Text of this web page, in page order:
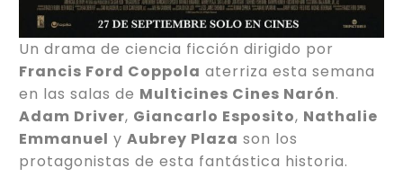
Un drama de ciencia ficción dirigido por
Francis Ford Coppola aterriza esta semana
en las salas de Multicines Cines Narón.
Adam Driver, Giancarlo Esposito, Nathalie
Emmanuel y Aubrey Plaza son los
protagonistas de esta fantástica historia.